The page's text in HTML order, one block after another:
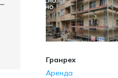
Гранрех
Аренда